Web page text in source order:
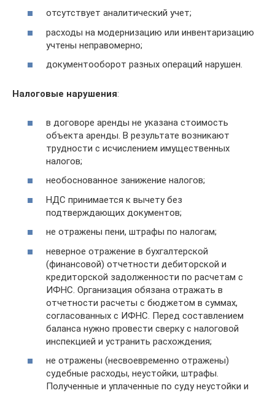
отсутствует аналитический учет;
расходы на модернизацию или инвентаризацию
учтены неправомерно;
документооборот разных операций нарушен.
Налоговые нарушения:
в договоре аренды не указана стоимость
объекта аренды. В результате возникают
трудности с исчислением имущественных
налогов;
необоснованное занижение налогов;
НДС принимается к вычету без
подтверждающих документов;
не отражены пени, штрафы по налогам;
неверное отражение в бухгалтерской
(финансовой) отчетности дебиторской и
кредиторской задолженности по расчетам с
ИФНС. Организация обязана отражать в
отчетности расчеты с бюджетом в суммах,
согласованных с ИФНС. Перед составлением
баланса нужно провести сверку с налоговой
инспекцией и устранить расхождения;
не отражены (несвоевременно отражены)
судебные расходы, неустойки, штрафы.
Полученные и уплаченные по суду неустойки и